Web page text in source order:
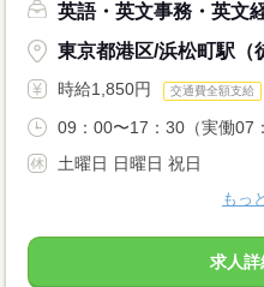
英語・英文事務・英文
東京都港区/浜松町駅（
時給1,850円 交通費全額支給
09：00〜17：30（実働07
土曜日 日曜日 祝日
もっ
求人詳